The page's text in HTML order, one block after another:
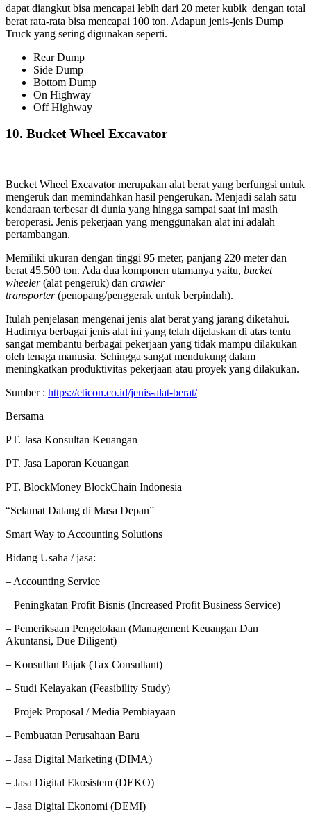
dapat diangkut bisa mencapai lebih dari 20 meter kubik dengan total
berat rata-rata bisa mencapai 100 ton. Adapun jenis-jenis Dump
Truck yang sering digunakan seperti.
Rear Dump
Side Dump
Bottom Dump
On Highway
Off Highway
10. Bucket Wheel Excavator
Bucket Wheel Excavator merupakan alat berat yang berfungsi untuk
mengeruk dan memindahkan hasil pengerukan. Menjadi salah satu
kendaraan terbesar di dunia yang hingga sampai saat ini masih
beroperasi. Jenis pekerjaan yang menggunakan alat ini adalah
pertambangan.
Memiliki ukuran dengan tinggi 95 meter, panjang 220 meter dan
berat 45.500 ton. Ada dua komponen utamanya yaitu, bucket
wheeler(alat pengeruk) dan crawler
transporter(penopang/penggerak untuk berpindah).
Itulah penjelasan mengenai jenis alat berat yang jarang diketahui.
Hadirnya berbagai jenis alat ini yang telah dijelaskan di atas tentu
sangat membantu berbagai pekerjaan yang tidak mampu dilakukan
oleh tenaga manusia. Sehingga sangat mendukung dalam
meningkatkan produktivitas pekerjaan atau proyek yang dilakukan.
Sumber : https://eticon.co.id/jenis-alat-berat/
Bersama
PT. Jasa Konsultan Keuangan
PT. Jasa Laporan Keuangan
PT. BlockMoney BlockChain Indonesia
“Selamat Datang di Masa Depan”
Smart Way to Accounting Solutions
Bidang Usaha / jasa:
– Accounting Service
– Peningkatan Profit Bisnis (Increased Profit Business Service)
– Pemeriksaan Pengelolaan (Management Keuangan Dan
Akuntansi, Due Diligent)
– Konsultan Pajak (Tax Consultant)
– Studi Kelayakan (Feasibility Study)
– Projek Proposal / Media Pembiayaan
– Pembuatan Perusahaan Baru
– Jasa Digital Marketing (DIMA)
– Jasa Digital Ekosistem (DEKO)
– Jasa Digital Ekonomi (DEMI)